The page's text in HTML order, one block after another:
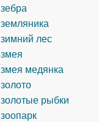
зебра
земляника
зимний лес
змея
змея медянка
золото
золотые рыбки
зоопарк